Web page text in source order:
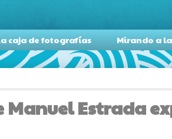
caja de fotografías Mirando a
Estrada